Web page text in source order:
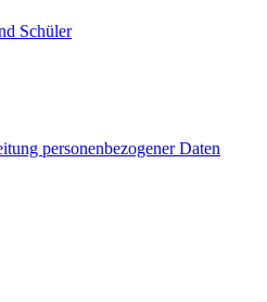
Schüler
personenbezogener Daten